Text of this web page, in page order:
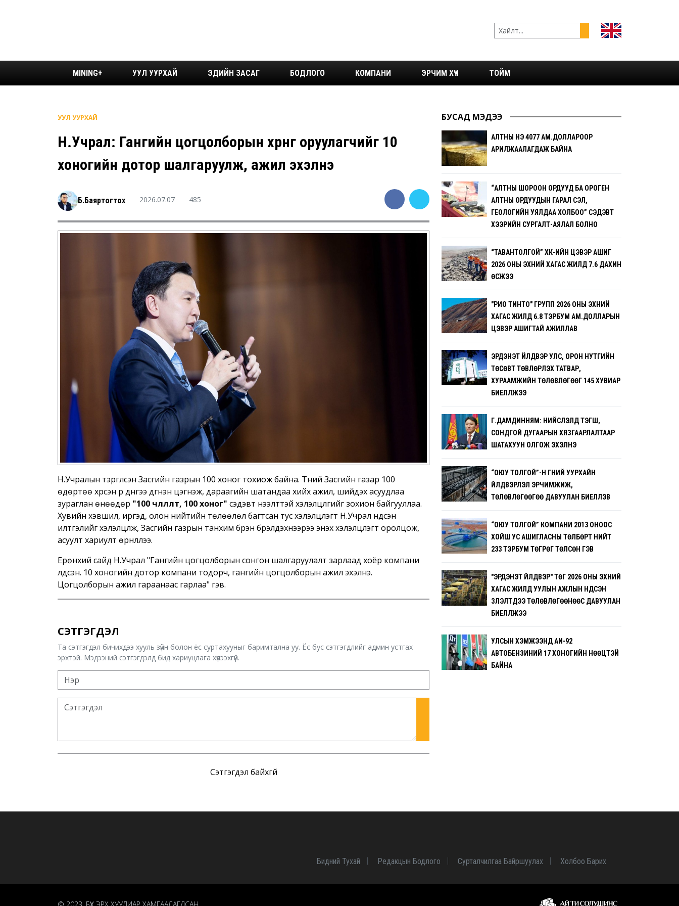
MINING+ УУЛ УУРХАЙ ЭДИЙН ЗАСАГ БОДЛОГО КОМПАНИ ЭРЧИМ ХҮЧ ТОЙМ
УУЛ УУРХАЙ
Н.Учрал: Гангийн цогцолборын хөрөнгө оруулагчийг 10
хоногийн дотор шалгаруулж, ажил эхэлнэ
Б.Баяртогтох 2026.07.07 485
Н.Учралын тэргүүлсэн Засгийн газрын 100 хоног тохиож байна. Түүний Засгийн газар 100
өдөртөө хүрсэн үр дүнгээ дүгнэн цэгнэж, дараагийн шатандаа хийх ажил, шийдэх асуудлаа
зураглан өнөөдөр "100 чөлөөлөлт, 100 хоног" сэдэвт нээлттэй хэлэлцүүлгийг зохион байгууллаа.
Хувийн хэвшил, иргэд, олон нийтийн төлөөлөл багтсан тус хэлэлцүүлэгт Н.Учрал үндсэн
илтгэлийг хэлэлцүүлж, Засгийн газрын танхим бүрэн бүрэлдэхүүнээрээ энэхүү хэлэлцүүлэгт оролцож,
асуулт хариулт өрнүүллээ.
Ерөнхий сайд Н.Учрал "Гангийн цогцолборын сонгон шалгаруулалт зарлаад хоёр компани
үлдсэн. 10 хоногийн дотор компани тодорч, гангийн цогцолборын ажил эхэлнэ.
Цогцолборын ажил гараанаас гарлаа" гэв.
СЭТГЭГДЭЛ
Та сэтгэгдэл бичихдээ хууль зүйн болон ёс суртахууныг баримтална уу. Ёс бус сэтгэгдлийг админ устгах
эрхтэй. Мэдээний сэтгэгдэлд бид хариуцлага хүлээхгүй.
Сэтгэгдэл байхгүй
БУСАД МЭДЭЭ
АЛТНЫ ҮНЭ 4077 АМ.ДОЛЛАРООР
АРИЛЖААЛАГДАЖ БАЙНА
“АЛТНЫ ШОРООН ОРДУУД БА ОРОГЕН
АЛТНЫ ОРДУУДЫН ГАРАЛ ҮҮСЭЛ,
ГЕОЛОГИЙН УЯЛДАА ХОЛБОО” СЭДЭВТ
ХЭЭРИЙН СУРГАЛТ-АЯЛАЛ БОЛНО
“ТАВАНТОЛГОЙ” ХК-ИЙН ЦЭВЭР АШИГ
2026 ОНЫ ЭХНИЙ ХАГАС ЖИЛД 7.6 ДАХИН
ӨСЖЭЭ
"РИО ТИНТО" ГРУПП 2026 ОНЫ ЭХНИЙ
ХАГАС ЖИЛД 6.8 ТЭРБУМ АМ.ДОЛЛАРЫН
ЦЭВЭР АШИГТАЙ АЖИЛЛАВ
ЭРДЭНЭТ ҮЙЛДВЭР УЛС, ОРОН НУТГИЙН
ТӨСӨВТ ТӨВЛӨРҮҮЛЭХ ТАТВАР,
ХУРААМЖИЙН ТӨЛӨВЛӨГӨӨГ 145 ХУВИАР
БИЕЛҮҮЛЖЭЭ
Г.ДАМДИННЯМ: НИЙСЛЭЛД ТЭГШ,
СОНДГОЙ ДУГААРЫН ХЯЗГААРЛАЛТААР
ШАТАХУУН ОЛГОЖ ЭХЭЛНЭ
“ОЮУ ТОЛГОЙ”-Н ГҮНИЙ УУРХАЙН
ҮЙЛДВЭРЛЭЛ ЭРЧИМЖИЖ,
ТӨЛӨВЛӨГӨӨГӨӨ ДАВУУЛАН БИЕЛҮҮЛЭВ
“ОЮУ ТОЛГОЙ” КОМПАНИ 2013 ОНООС
ХОЙШ УС АШИГЛАСНЫ ТӨЛБӨРТ НИЙТ
233 ТЭРБУМ ТӨГРӨГ ТӨЛСӨН ГЭВ
"ЭРДЭНЭТ ҮЙЛДВЭР" ТӨҮГ 2026 ОНЫ ЭХНИЙ
ХАГАС ЖИЛД УУЛЫН АЖЛЫН ҮНДСЭН
ҮЗҮҮЛЭЛТҮҮДЭЭ ТӨЛӨВЛӨГӨӨНӨӨС ДАВУУЛАН
БИЕЛҮҮЛЖЭЭ
УЛСЫН ХЭМЖЭЭНД АИ-92
АВТОБЕНЗИНИЙ 17 ХОНОГИЙН НӨӨЦТЭЙ
БАЙНА
Бидний Тухай Редакцын Бодлого Сурталчилгаа Байршуулах Холбоо Барих